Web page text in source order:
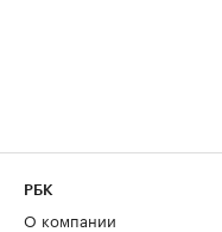
РБК
О компании